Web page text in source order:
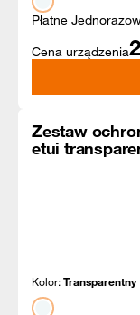
Płatne
Cena urządzenia
Zestaw
etui
Kolor:Transparentny